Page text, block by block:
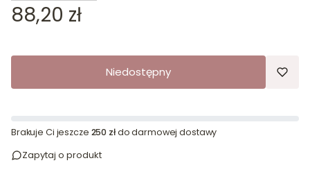
Cena
88,20 zł
Niedostępny
Brakuje Ci jeszcze 250 złdo darmowej dostawy
Zapytaj o produkt